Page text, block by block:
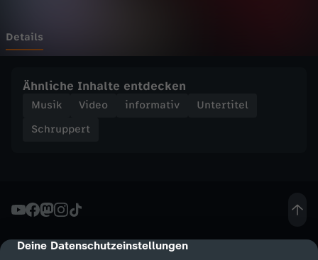
cmp-dialog-description
Deine Datenschutzeinstellungen
r
a
u
n
Details
Ähnliche Inhalte entdecken
Musik Video informativ
Untertitel
Schruppert